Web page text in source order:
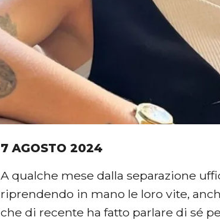
7 AGOSTO 2024
A qualche mese dalla separazione
riprendendo in mano le loro vite,
che di recente ha fatto parlare di sé